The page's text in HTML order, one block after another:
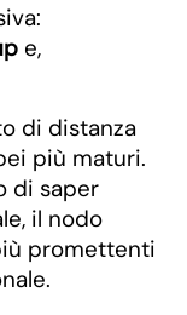
e,
di distanza
più maturi.
di saper
il nodo
promettenti